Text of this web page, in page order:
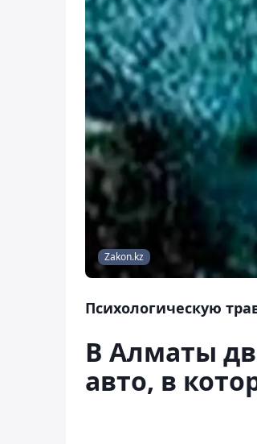
Zakon.kz
Психологическую
В Алматы
авто, в